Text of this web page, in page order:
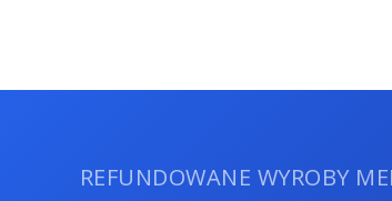
REFUNDOWANE WYROBY